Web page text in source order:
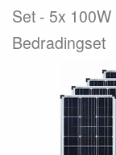
Set
5x
Bedradingset